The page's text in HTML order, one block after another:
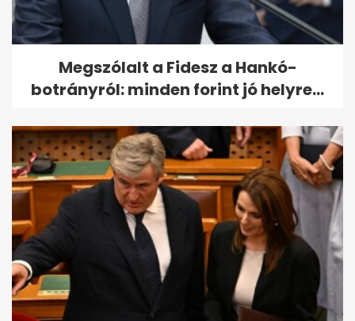
Megszólalt a Fidesz a Hankó-
botrányról: minden forint jó helyre...